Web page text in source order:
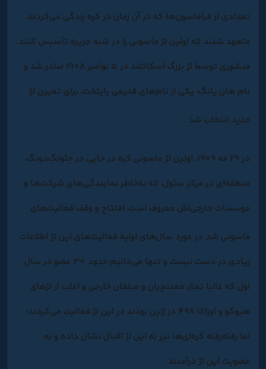
تعدادی از فراماسون‌ها که در آن زمان در کره زندگی می‌کردند،
متعهد شدند که اولین لژ ماسونی را در شبه جزیره تأسیس کنند.
منشوری توسط لژ بزرگ اسکاتلند در 5 نوامبر 1908 صادر شد و
نام هان یانگ، یکی از نام‌های قدیمی پایتخت، برای تعیین لژ
جدید انتخاب شد.
در 29 مه 1909، اولین لژ ماسونی کره در جایی در جئونگ‌دونگ،
منطقه‌ای در مرکز سئول، که به‌خاطر نمایندگی‌های شرکت‌ها و
موسسات خارجی‌اش معروف است، افتتاح و وقف فعالیت‌های
ماسونی شد. در مورد سال‌های اولیه فعالیت‌های این لژ اطلاعات
زیادی در دست نیست و تنها می‌دانیم حدود 30 عضو در سال
اول که غالبا تجار، معدنچیان و مبلغان خارجی و اغلب از لژهای
هیوگو و اوزاکا 498 در ژاپن بودند در این لژ فعالیت می‌کردند؛
اما رفته‌رفته کره‌ای‌ها نیز به این لژ اقبال نشان داده و به
عضویت این لژ درآمدند.